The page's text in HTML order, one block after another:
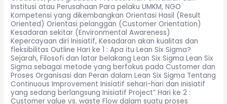
Institusi atau Perusahaan Para pelaku UMKM, NGO
Kompetensi yang dikembangkan Orientasi Hasil (Result
Oriented) Orientasi pelanggan (Customer Orientation)
Kesadaran sekitar (Environmental Awareness)
Kepercayaan diri Inisiatif, Kesadaran akan kualitas dan
fleksibilitas Outline Hari ke 1 : Apa itu Lean Six Sigma?
Sejarah, Filosofi dan latar belakang Lean Six Sigma Lean Six
Sigma sebagai metode yang berfokus pada Customer dan
Proses Organisasi dan Peran dalam Lean Six Sigma Tentang
Continuous Improvement Inisiatif sehari-hari dan inisiatif
yang sedang berlangsung Inisiatif Project” Hari ke 2 :
Customer value vs. waste Flow dalam suatu proses